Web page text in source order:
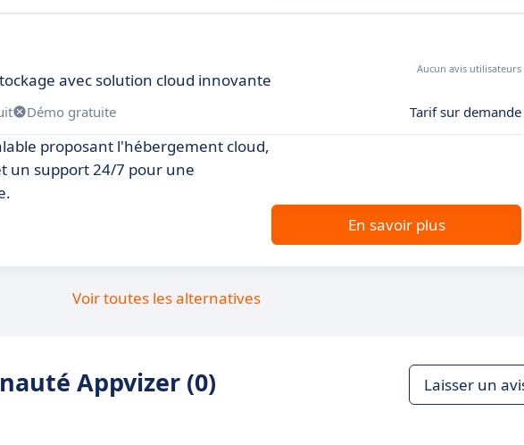
avec solution cloud innovante
Aucun avis utilisateurs
Démo gratuite Tarif sur demande
proposant l'hébergement cloud,
un support 24/7 pour une
En savoir plus
Voir toutes les alternatives
Appvizer (0) Laisser un